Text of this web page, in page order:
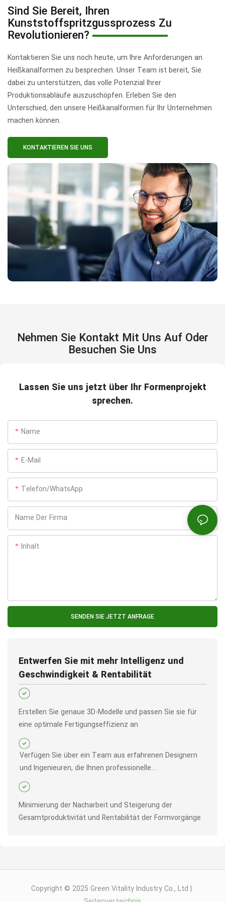
Sind Sie Bereit, Ihren
Kunststoffspritzgussprozess Zu
Revolutionieren?
Kontaktieren Sie uns noch heute, um Ihre Anforderungen an
Heißkanalformen zu besprechen. Unser Team ist bereit, Sie
dabei zu unterstützen, das volle Potenzial Ihrer
Produktionsabläufe auszuschöpfen. Erleben Sie den
Unterschied, den unsere Heißkanalformen für Ihr Unternehmen
machen können.
KONTAKTIEREN SIE UNS
Nehmen Sie Kontakt Mit Uns Auf Oder
Besuchen Sie Uns
Lassen Sie uns jetzt über Ihr Formenprojekt
sprechen.
Name
E-Mail
Telefon/WhatsApp
Name Der Firma
Inhalt
SENDEN SIE JETZT ANFRAGE
Entwerfen Sie mit mehr Intelligenz und
Geschwindigkeit & Rentabilität
Erstellen Sie genaue 3D-Modelle und passen Sie sie für
eine optimale Fertigungseffizienz an
Verfügen Sie über ein Team aus erfahrenen Designern
und Ingenieuren, die Ihnen professionelle
Designunterstützung bieten
Minimierung der Nacharbeit und Steigerung der
Gesamtproduktivität und Rentabilität der Formvorgänge
Copyright © 2025 Green Vitality Industry Co., Ltd |